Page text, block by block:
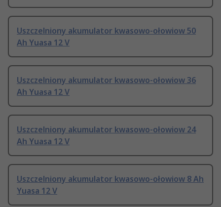
Uszczelniony akumulator kwasowo-ołowiow 50
Ah Yuasa 12 V
Uszczelniony akumulator kwasowo-ołowiow 36
Ah Yuasa 12 V
Uszczelniony akumulator kwasowo-ołowiow 24
Ah Yuasa 12 V
Uszczelniony akumulator kwasowo-ołowiow 8 Ah
Yuasa 12 V